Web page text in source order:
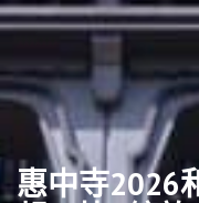
惠中寺2026